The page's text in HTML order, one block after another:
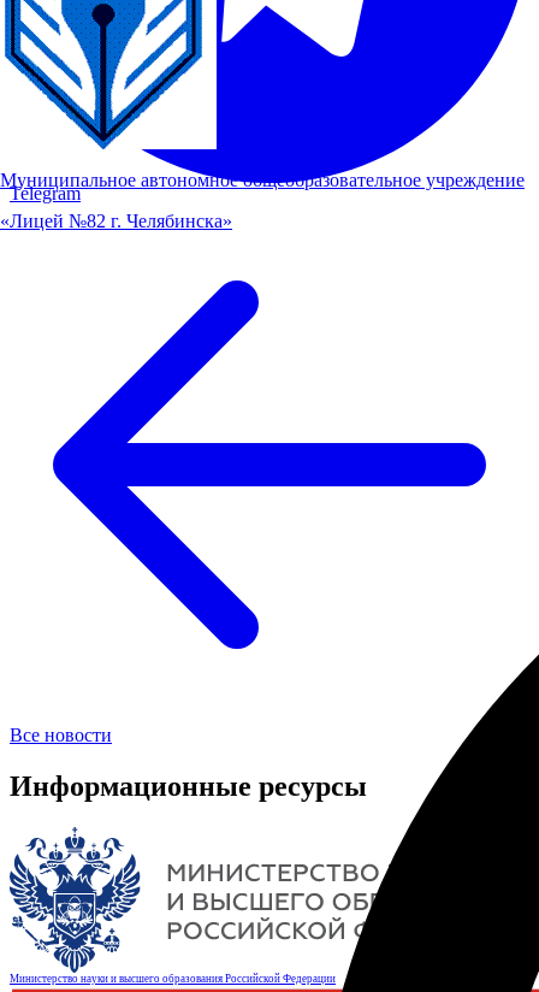
Муниципальное автономное общеобразовательное учреждение
«Лицей №82 г. Челябинска»
Telegram
Все новости
Информационные ресурсы
Министерство науки и высшего образования Российской Федерации